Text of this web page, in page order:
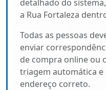
detalhado do
a Rua Fortaleza
Todas as pessoas
enviar
de compra online ou
triagem automática e
endereço correto.